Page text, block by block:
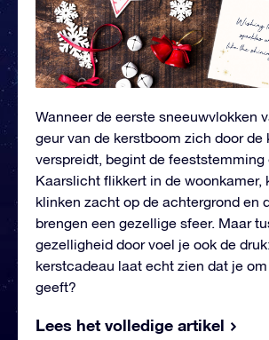
Wanneer de eerste sneeuwvlokken
geur van de kerstboom zich door de
verspreidt, begint de feeststemming
Kaarslicht flikkert in de woonkamer,
klinken zacht op de achtergrond en
brengen een gezellige sfeer. Maar
gezelligheid door voel je ook de
kerstcadeau laat echt zien dat je
geeft?
Lees het volledige artikel